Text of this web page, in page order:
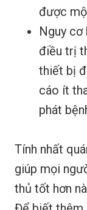
được
Nguy cơ
điều trị
thiết bị
cáo ít
phát
Tính nhất
giúp mọi
thủ tốt hơn